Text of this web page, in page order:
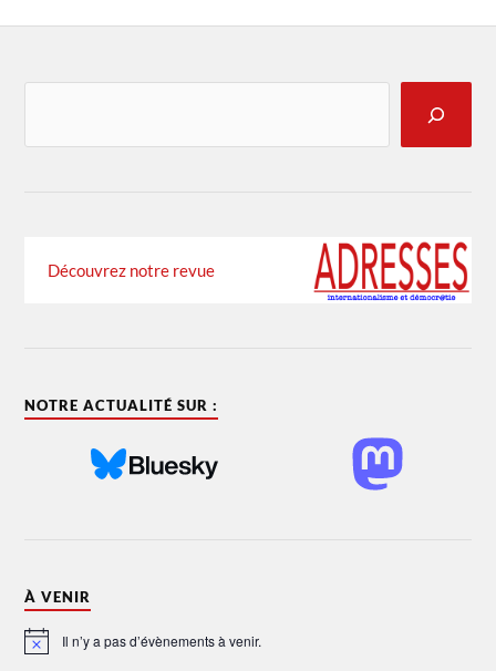
Découvrez notre revue
NOTRE ACTUALITÉ SUR :
À VENIR
Notice Il n’y a pas d’évènements à venir.